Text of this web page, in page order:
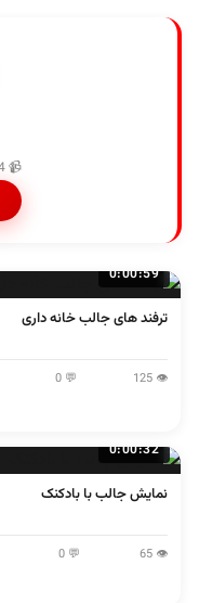
📹 4 ویدیو
0:00:59
ترفند های جالب خانه داری
👁 125
💬 0
0:00:32
نمایش جالب با بادکنک
👁 65
💬 0